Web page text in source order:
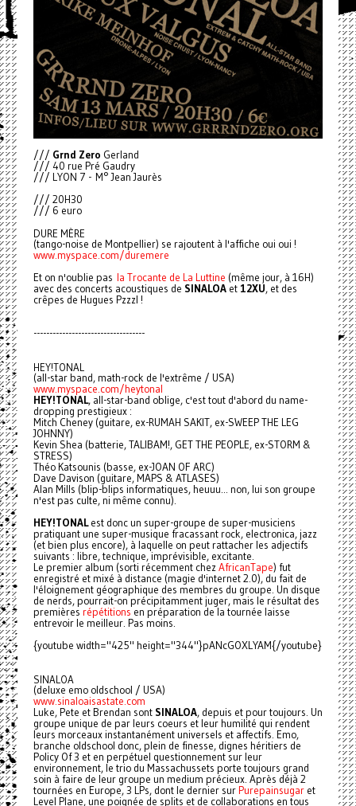
/// Grnd Zero Gerland
/// 40 rue Pré Gaudry
/// LYON 7 - M° Jean Jaurès
/// 20H30
/// 6 euro
DURE MÈRE
(tango-noise de Montpellier) se rajoutent à l'affiche oui oui !
www.myspace.com/duremere
Et on n'oublie pas la Trocante de La Luttine (même jour, à 16H)
avec des concerts acoustiques de SINALOAet 12XU, et des
crêpes de Hugues Pzzzl !
-----------------------------------
HEY!TONAL
(all-star band, math-rock de l'extrême / USA)
www.myspace.com/heytonal
HEY!TONAL, all-star-band oblige, c'est tout d'abord du name-
dropping prestigieux :
Mitch Cheney (guitare, ex-RUMAH SAKIT, ex-SWEEP THE LEG
JOHNNY)
Kevin Shea (batterie, TALIBAM!, GET THE PEOPLE, ex-STORM &
STRESS)
Théo Katsounis (basse, ex-JOAN OF ARC)
Dave Davison (guitare, MAPS & ATLASES)
Alan Mills (blip-blips informatiques, heuuu... non, lui son groupe
n'est pas culte, ni même connu).
HEY!TONALest donc un super-groupe de super-musiciens
pratiquant une super-musique fracassant rock, electronica, jazz
(et bien plus encore), à laquelle on peut rattacher les adjectifs
suivants : libre, technique, imprévisible, excitante.
Le premier album (sorti récemment chezAfricanTape) fut
enregistré et mixé à distance (magie d'internet 2.0), du fait de
l'éloignement géographique des membres du groupe. Un disque
de nerds, pourrait-on précipitamment juger, mais le résultat des
premières répétitions en préparation de la tournée laisse
entrevoir le meilleur. Pas moins.
{youtube width="425" height="344"}pANcGOXLYAM{/youtube}
SINALOA
(deluxe emo oldschool / USA)
www.sinaloaisastate.com
Luke, Pete et Brendan sont SINALOA, depuis et pour toujours. Un
groupe unique de par leurs coeurs et leur humilité qui rendent
leurs morceaux instantanément universels et affectifs. Emo,
branche oldschool donc, plein de finesse, dignes héritiers de
Policy Of 3 et en perpétuel questionnement sur leur
environnement, le trio du Massachussets porte toujours grand
soin à faire de leur groupe un medium précieux. Après déjà 2
tournées en Europe, 3 LPs, dont le dernier surPurepainsugaret
Level Plane, une poignée de splits et de collaborations en tous